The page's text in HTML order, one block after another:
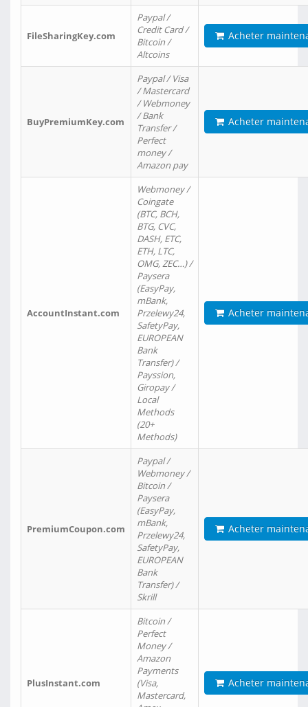
FileSharingKey.com
Paypal /
Credit Card /
Bitcoin /
Altcoins
Acheter
BuyPremiumKey.com
Paypal / Visa
/ Mastercard
/ Webmoney
/ Bank
Transfer /
Perfect
money /
Amazon pay
Acheter
AccountInstant.com
Webmoney /
Coingate
(BTC, BCH,
BTG, CVC,
DASH, ETC,
ETH, LTC,
OMG, ZEC…) /
Paysera
(EasyPay,
mBank,
Przelewy24,
SafetyPay,
EUROPEAN
Bank
Transfer) /
Payssion,
Giropay /
Local
Methods
(20+
Methods)
Acheter
PremiumCoupon.com
Paypal /
Webmoney /
Bitcoin /
Paysera
(EasyPay,
mBank,
Przelewy24,
SafetyPay,
EUROPEAN
Bank
Transfer) /
Skrill
Acheter
PlusInstant.com
Bitcoin /
Perfect
Money /
Amazon
Payments
(Visa,
Mastercard,
Acheter